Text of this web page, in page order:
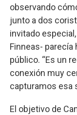
observando
junto a dos
invitado
Finneas- parecía
público. “Es un
conexión muy
capturamos esa
El objetivo de